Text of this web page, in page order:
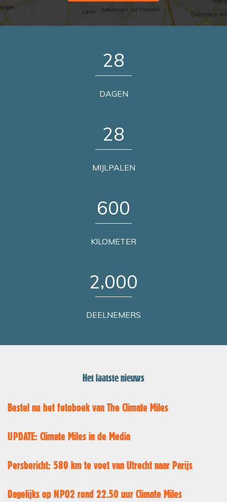
28
DAGEN
28
MIJLPALEN
600
KILOMETER
2,000
DEELNEMERS
Het laatste nieuws
Bestel nu het fotoboek van The Climate Miles
UPDATE: Climate Miles in de Media
Persbericht: 580 km te voet van Utrecht naar Parijs
Dagelijks op NPO2 rond 22.50 uur Climate Miles